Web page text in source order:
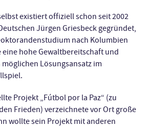
existiert offiziell schon seit 2002
Jürgen Griesbeck gegründet,
nach Kolumbien
hohe Gewaltbereitschaft und
Lösungsansatz im
Projekt „Fútbol por la Paz“ (zu
Frieden) verzeichnete vor Ort große
wollte sein Projekt mit anderen